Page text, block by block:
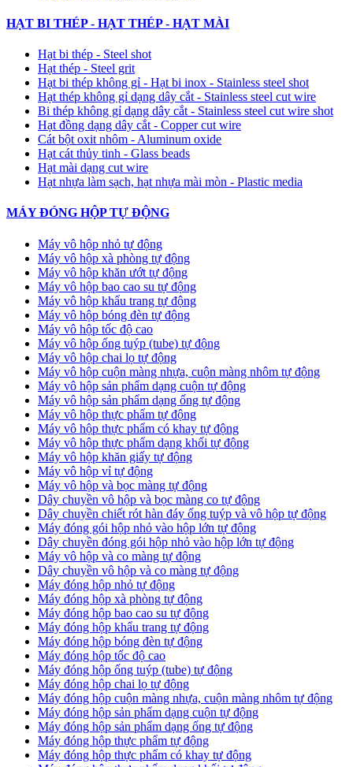
HẠT BI THÉP - HẠT THÉP - HẠT MÀI
Hạt bi thép - Steel shot
Hạt thép - Steel grit
Hạt bi thép không gỉ - Hạt bi inox - Stainless steel shot
Hạt thép không gỉ dạng dây cắt - Stainless steel cut wire
Bi thép không gỉ dạng dây cắt - Stainless steel cut wire shot
Hạt đồng dạng dây cắt - Copper cut wire
Cát bột oxit nhôm - Aluminum oxide
Hạt cát thủy tinh - Glass beads
Hạt mài dạng cut wire
Hạt nhựa làm sạch, hạt nhựa mài mòn - Plastic media
MÁY ĐÓNG HỘP TỰ ĐỘNG
Máy vô hộp nhỏ tự động
Máy vô hộp xà phòng tự động
Máy vô hộp khăn ướt tự động
Máy vô hộp bao cao su tự động
Máy vô hộp khẩu trang tự động
Máy vô hộp bóng đèn tự động
Máy vô hộp tốc độ cao
Máy vô hộp ống tuýp (tube) tự động
Máy vô hộp chai lọ tự động
Máy vô hộp cuộn màng nhựa, cuộn màng nhôm tự động
Máy vô hộp sản phẩm dạng cuộn tự động
Máy vô hộp sản phẩm dạng ống tự động
Máy vô hộp thực phẩm tự động
Máy vô hộp thực phẩm có khay tự động
Máy vô hộp thực phẩm dạng khối tự động
Máy vô hộp khăn giấy tự động
Máy vô hộp vỉ tự động
Máy vô hộp và bọc màng tự động
Dây chuyền vô hộp và bọc màng co tự động
Dây chuyền chiết rót hàn đáy ống tuýp và vô hộp tự động
Máy đóng gói hộp nhỏ vào hộp lớn tự động
Dây chuyền đóng gói hộp nhỏ vào hộp lớn tự động
Máy vô hộp và co màng tự động
Dây chuyền vô hộp và co màng tự động
Máy đóng hộp nhỏ tự động
Máy đóng hộp xà phòng tự động
Máy đóng hộp bao cao su tự động
Máy đóng hộp khẩu trang tự động
Máy đóng hộp bóng đèn tự động
Máy đóng hộp tốc độ cao
Máy đóng hộp ống tuýp (tube) tự động
Máy đóng hộp chai lọ tự động
Máy đóng hộp cuộn màng nhựa, cuộn màng nhôm tự động
Máy đóng hộp sản phẩm dạng cuộn tự động
Máy đóng hộp sản phẩm dạng ống tự động
Máy đóng hộp thực phẩm tự động
Máy đóng hộp thực phẩm có khay tự động